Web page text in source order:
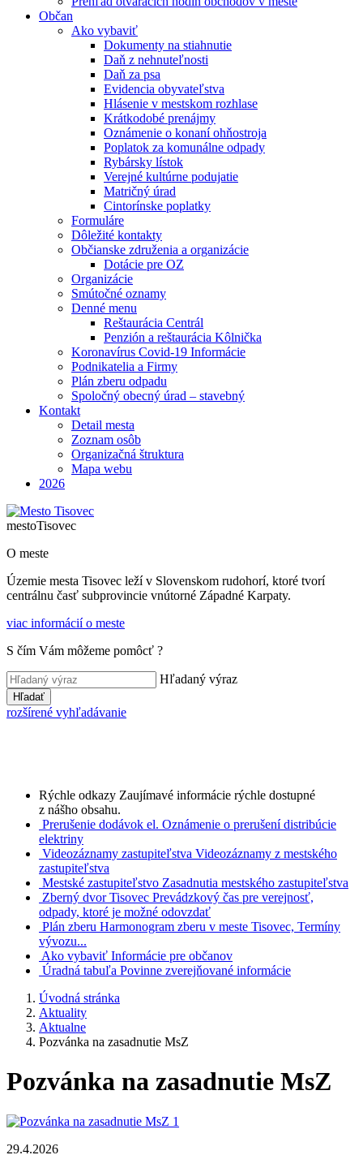
Občan
Ako vybaviť
Dokumenty na stiahnutie
Daň z nehnuteľnosti
Daň za psa
Evidencia obyvateľstva
Hlásenie v mestskom rozhlase
Krátkodobé prenájmy
Oznámenie o konaní ohňostroja
Poplatok za komunálne odpady
Rybársky lístok
Verejné kultúrne podujatie
Matričný úrad
Cintorínske poplatky
Formuláre
Dôležité kontakty
Občianske združenia a organizácie
Dotácie pre OZ
Organizácie
Smútočné oznamy
Denné menu
Reštaurácia Centrál
Penzión a reštaurácia Kôlnička
Koronavírus Covid-19 Informácie
Podnikatelia a Firmy
Plán zberu odpadu
Spoločný obecný úrad – stavebný
Kontakt
Detail mesta
Zoznam osôb
Organizačná štruktura
Mapa webu
2026
mestoTisovec
O meste
Územie mesta Tisovec leží v Slovenskom rudohorí, ktoré tvorí
centrálnu časť subprovincie vnútorné Západné Karpaty.
viac informácií o meste
S čím Vám môžeme pomôcť ?
Hľadaný výraz
Hľadať
rozšírené vyhľadávanie
Rýchle odkazy Zaujímavé informácie rýchle dostupné
z nášho obsahu.
Prerušenie dodávok el. Oznámenie o prerušení distribúcie
elektriny
Videozáznamy zastupiteľstva Videozáznamy z mestského
zastupiteľstva
Mestské zastupiteľstvo Zasadnutia mestského zastupiteľstva
Zberný dvor Tisovec Prevádzkový čas pre verejnosť,
odpady, ktoré je možné odovzdať
Plán zberu Harmonogram zberu v meste Tisovec, Termíny
vývozu...
Ako vybaviť Informácie pre občanov
Úradná tabuľa Povinne zverejňované informácie
Úvodná stránka
Aktuality
Aktualne
Pozvánka na zasadnutie MsZ
Pozvánka na zasadnutie MsZ
29.4.2026